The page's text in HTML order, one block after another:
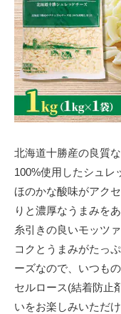
北海道十勝産の良質
100%使用したシュレ
ほのかな酸味がアク
りと濃厚なうまみを
糸引きの良いモッツ
コクとうまみがたっ
ーズなので、いつも
セルロース(結着防止
いをお楽しみいただけ